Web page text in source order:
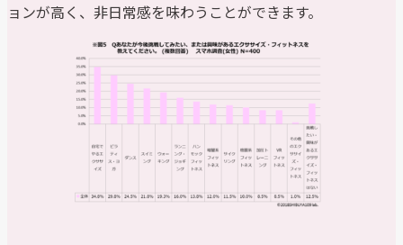
ョンが高く、非日常感を味わうことができます。